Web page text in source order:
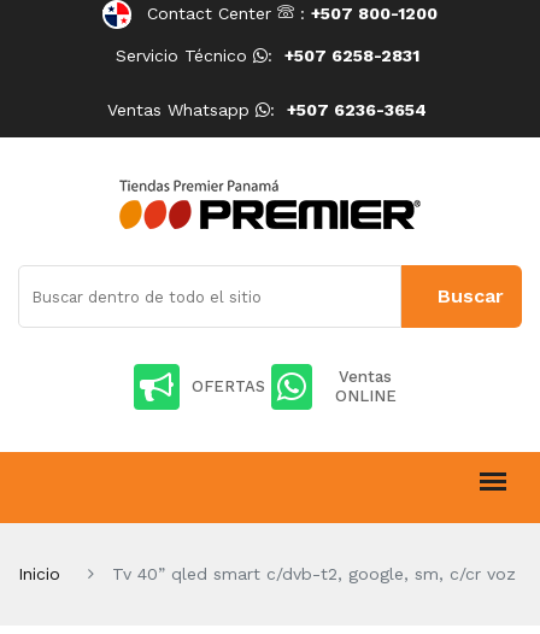
Contact Center : +507 800-1200
Servicio Técnico : +507 6258-2831
Ventas Whatsapp : +507 6236-3654
OFERTAS
Ventas
ONLINE
Inicio Tv 40” qled smart c/dvb-t2, google, sm, c/cr voz